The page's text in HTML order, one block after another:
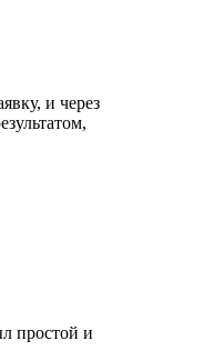
и через
простой и